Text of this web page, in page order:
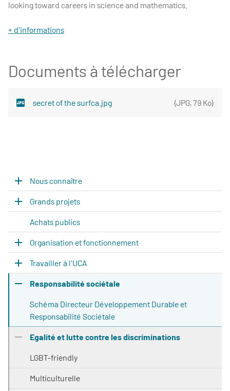
looking toward careers in science and mathematics.
+ d'informations
Documents à télécharger
secret of the surfca.jpg (JPG,79 Ko)
Nous connaître
Grands projets
Achats publics
Organisation et fonctionnement
Travailler à l'UCA
Responsabilité sociétale
Schéma Directeur Développement Durable et
Responsabilité Sociétale
Egalité et lutte contre les discriminations
LGBT-friendly
Multiculturelle